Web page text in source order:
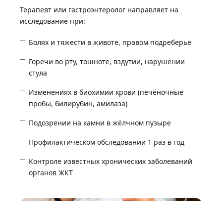
Терапевт или гастроэнтеролог направляет на
исследование при:
Болях и тяжести в животе, правом подреберье
Горечи во рту, тошноте, вздутии, нарушении
стула
Изменениях в биохимии крови (печёночные
пробы, билирубин, амилаза)
Подозрении на камни в жёлчном пузыре
Профилактическом обследовании 1 раз в год
Контроле известных хронических заболеваний
органов ЖКТ